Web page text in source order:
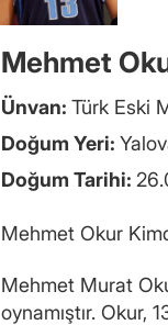
Mehmet
Ünvan: Türk Eski
Doğum Yeri:
Doğum Tarihi:
Mehmet Okur
Mehmet Murat
oynamıştır. Okur,